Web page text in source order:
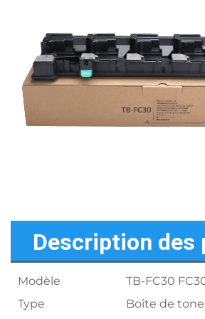
Description des
Modèle
TB-FC30
Type
Boîte de